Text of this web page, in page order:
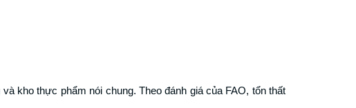
kho thực phẩm nói chung. Theo đánh giá của FAO, tổn thất